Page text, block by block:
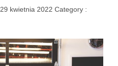
29 kwietnia 2022 Category :